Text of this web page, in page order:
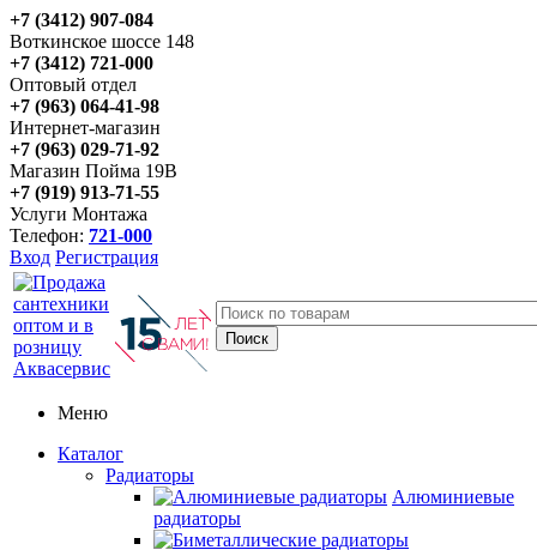
+7 (3412) 907-084
Воткинское шоссе 148
+7 (3412) 721-000
Оптовый отдел
+7 (963) 064-41-98
Интернет-магазин
+7 (963) 029-71-92
Магазин Пойма 19В
+7 (919) 913-71-55
Услуги Монтажа
Телефон: 721-000
Вход Регистрация
Меню
Каталог
Радиаторы
Алюминиевые
радиаторы